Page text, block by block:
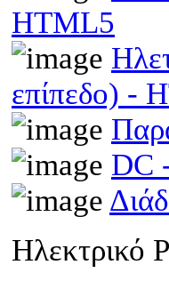
HTML5
επίπεδο) -
DC
Ηλεκτρικό